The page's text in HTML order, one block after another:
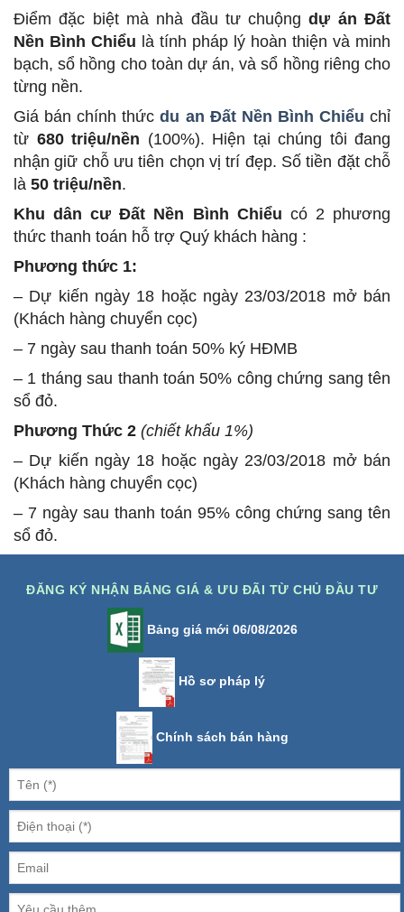
Điểm đặc biệt mà nhà đầu tư chuộngdự án Đất
Nền Bình Chiểu là tính pháp lý hoàn thiện và minh
bạch, sổ hồng cho toàn dự án, và sổ hồng riêng cho
từng nền.
Giá bán chính thứcdu an Đất Nền Bình Chiểu chỉ
từ 680 triệu/nền (100%). Hiện tại chúng tôi đang
nhận giữ chỗ ưu tiên chọn vị trí đẹp. Số tiền đặt chỗ
là 50 triệu/nền.
Khu dân cư Đất Nền Bình Chiểu có 2 phương
thức thanh toán hỗ trợ Quý khách hàng :
Phương thức 1:
– Dự kiến ngày 18 hoặc ngày 23/03/2018 mở bán
(Khách hàng chuyển cọc)
– 7 ngày sau thanh toán 50% ký HĐMB
– 1 tháng sau thanh toán 50% công chứng sang tên
sổ đỏ.
Phương Thức 2 (chiết khấu 1%)
– Dự kiến ngày 18 hoặc ngày 23/03/2018 mở bán
(Khách hàng chuyển cọc)
– 7 ngày sau thanh toán 95% công chứng sang tên
sổ đỏ.
ĐĂNG KÝ NHẬN BẢNG GIÁ & ƯU ĐÃI TỪ CHỦ ĐẦU TƯ
Bảng giá mới 06/08/2026
Hồ sơ pháp lý
Chính sách bán hàng